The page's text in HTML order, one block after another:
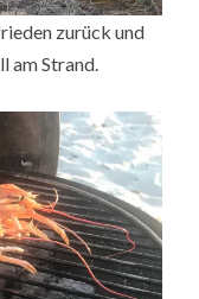
zurück und
am Strand.